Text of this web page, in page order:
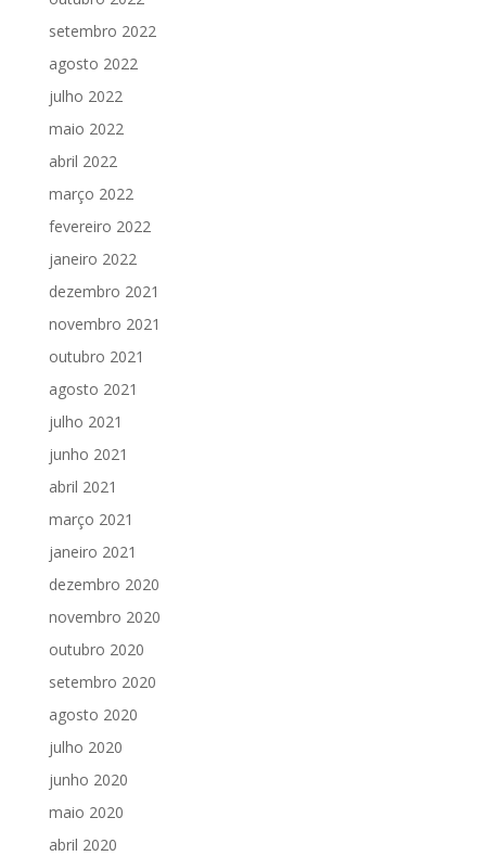
setembro 2022
agosto 2022
julho 2022
maio 2022
abril 2022
março 2022
fevereiro 2022
janeiro 2022
dezembro 2021
novembro 2021
outubro 2021
agosto 2021
julho 2021
junho 2021
abril 2021
março 2021
janeiro 2021
dezembro 2020
novembro 2020
outubro 2020
setembro 2020
agosto 2020
julho 2020
junho 2020
maio 2020
abril 2020